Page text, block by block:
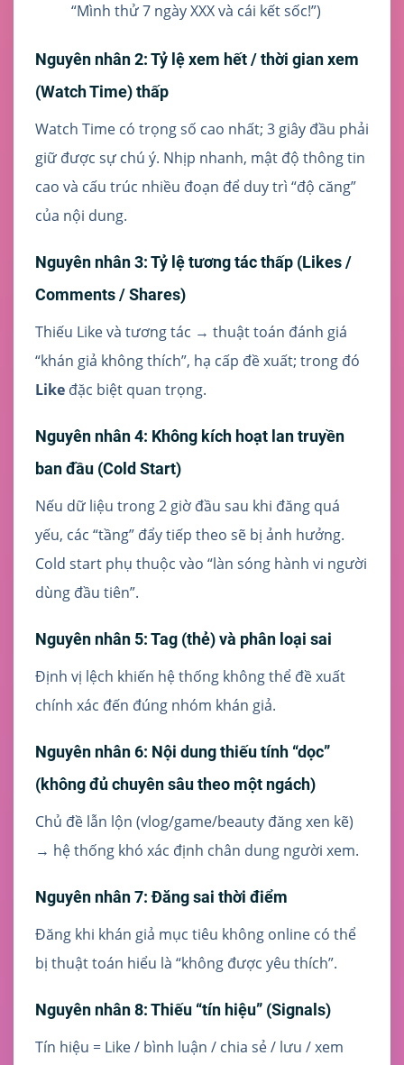
“Mình thử 7 ngày XXX và cái kết sốc!”)
Nguyên nhân 2: Tỷ lệ xem hết / thời gian xem
(Watch Time) thấp
Watch Time có trọng số cao nhất; 3 giây đầu phải
giữ được sự chú ý. Nhịp nhanh, mật độ thông tin
cao và cấu trúc nhiều đoạn để duy trì “độ căng”
của nội dung.
Nguyên nhân 3: Tỷ lệ tương tác thấp (Likes /
Comments / Shares)
Thiếu Like và tương tác → thuật toán đánh giá
“khán giả không thích”, hạ cấp đề xuất; trong đó
Like đặc biệt quan trọng.
Nguyên nhân 4: Không kích hoạt lan truyền
ban đầu (Cold Start)
Nếu dữ liệu trong 2 giờ đầu sau khi đăng quá
yếu, các “tầng” đẩy tiếp theo sẽ bị ảnh hưởng.
Cold start phụ thuộc vào “làn sóng hành vi người
dùng đầu tiên”.
Nguyên nhân 5: Tag (thẻ) và phân loại sai
Định vị lệch khiến hệ thống không thể đề xuất
chính xác đến đúng nhóm khán giả.
Nguyên nhân 6: Nội dung thiếu tính “dọc”
(không đủ chuyên sâu theo một ngách)
Chủ đề lẫn lộn (vlog/game/beauty đăng xen kẽ)
→ hệ thống khó xác định chân dung người xem.
Nguyên nhân 7: Đăng sai thời điểm
Đăng khi khán giả mục tiêu không online có thể
bị thuật toán hiểu là “không được yêu thích”.
Nguyên nhân 8: Thiếu “tín hiệu” (Signals)
Tín hiệu = Like / bình luận / chia sẻ / lưu / xem